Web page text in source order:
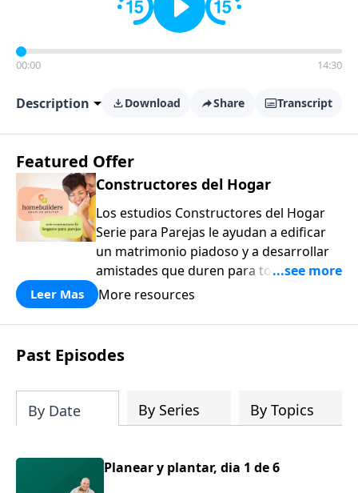
00:00 14:30
Description Download Share Transcript
Featured Offer
Constructores del Hogar
Los estudios Constructores del Hogar
Serie para Parejas le ayudan a edificar
un matrimonio piadoso y a desarrollar
amistades que duren para toda la vida.
¡Únase a uno de los estudios de grupos
a casa los principios de la Palabra de
Dios para compartirlos con su familia,
su iglesia y su comunidad!
Leer Mas More resources
Past Episodes
By Date By Series By Topics
Planear y plantar, dia 1 de 6